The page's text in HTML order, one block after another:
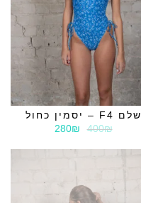
שלם F4 – יסמין כחול
400₪
280₪